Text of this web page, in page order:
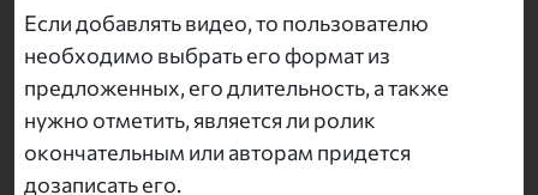
Если добавлять видео, то пользователю
необходимо выбрать его формат из
предложенных, его длительность, а также
нужно отметить, является ли ролик
окончательным или авторам придется
дозаписать его.